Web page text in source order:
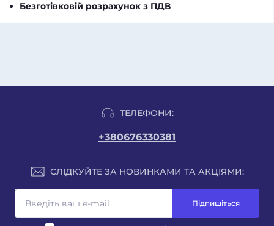
Безготівковій розрахунок з ПДВ
ТЕЛЕФОНИ:
+380676330381
СЛІДКУЙТЕ ЗА НОВИНКАМИ ТА АКЦІЯМИ:
Підпишіться